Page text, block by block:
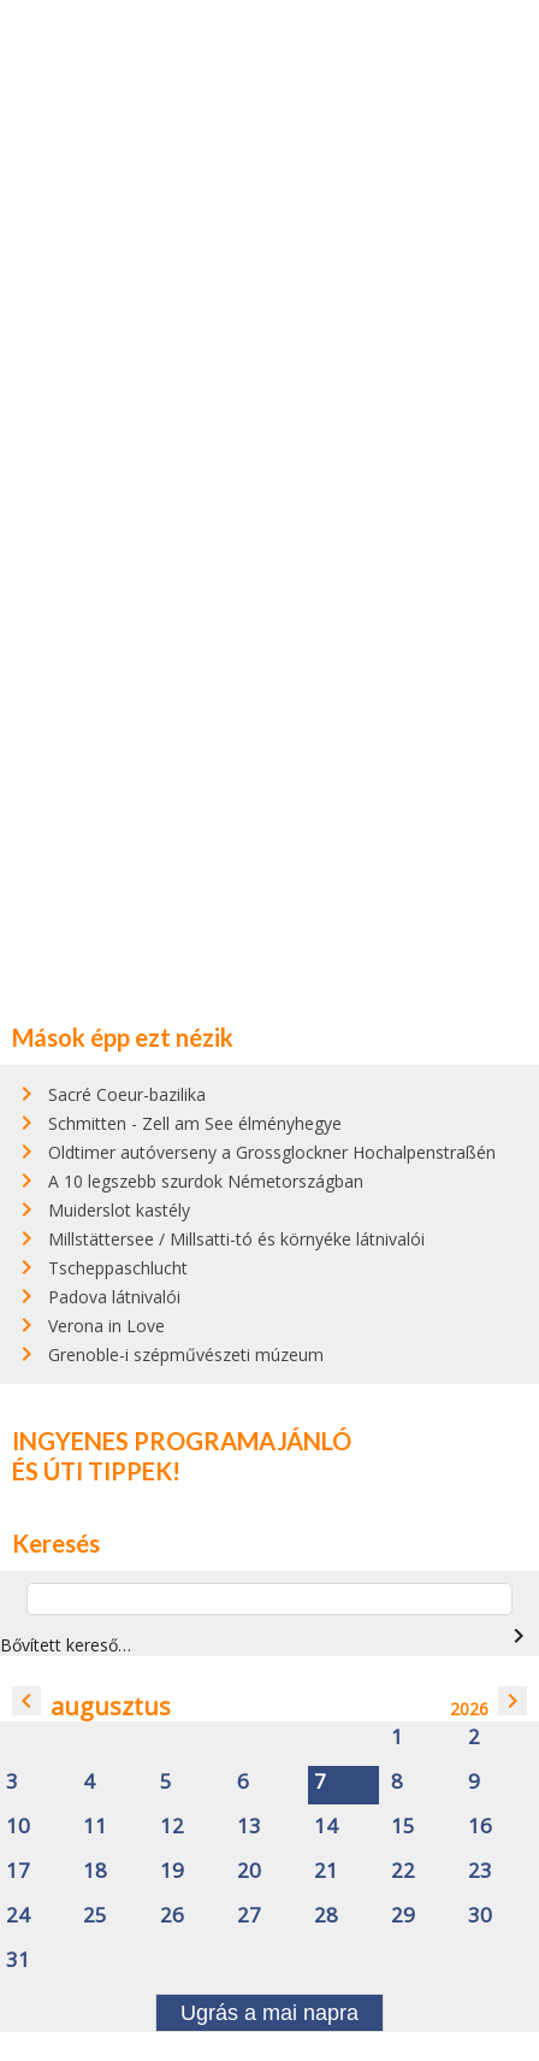
Mások épp ezt nézik
Sacré Coeur-bazilika
Schmitten - Zell am See élményhegye
Oldtimer autóverseny a Grossglockner Hochalpenstraßén
A 10 legszebb szurdok Németországban
Muiderslot kastély
Millstättersee / Millsatti-tó és környéke látnivalói
Tscheppaschlucht
Padova látnivalói
Verona in Love
Grenoble-i szépművészeti múzeum
INGYENES PROGRAMAJÁNLÓ
ÉS ÚTI TIPPEK!
Keresés
Bővített kereső… navigate_next
navigate_before augusztus 2026 navigate_next
1
2
3
4 5 6 7 8
9
10
11 12 13 14 15
16
17
18 19 20 21 22
23
24
25 26 27 28 29
30
31
Ugrás a mai napra